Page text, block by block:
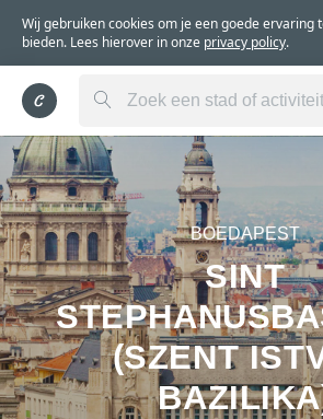
Wij gebruiken cookies om je een goede ervaring
bieden. Lees hierover in onze privacy policy.
BOEDAPEST
SINT
(SZENT